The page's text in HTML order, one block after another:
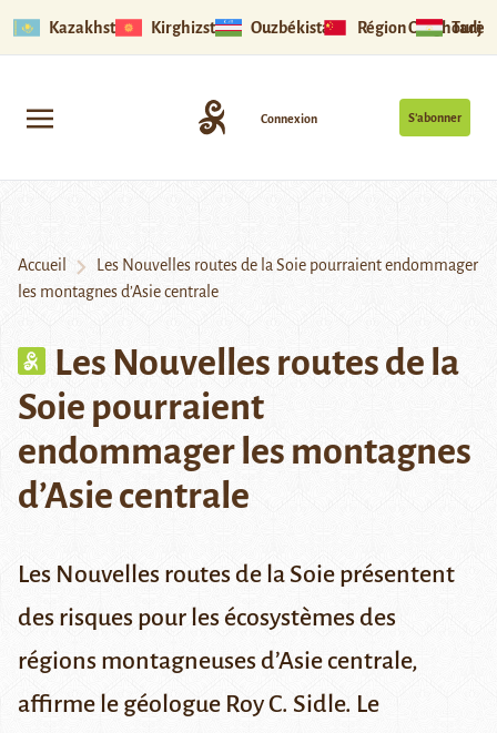
Kazakhstan Kirghizstan Ouzbékistan Région Ouïghoure
S’abonner
Connexion
Accueil
Les Nouvelles routes de la Soie pourraient endommager
les montagnes d’Asie centrale
Les Nouvelles routes de la
Soie pourraient
endommager les montagnes
d’Asie centrale
Les Nouvelles routes de la Soie présentent
des risques pour les écosystèmes des
régions montagneuses d’Asie centrale,
affirme le géologue Roy C. Sidle. Le